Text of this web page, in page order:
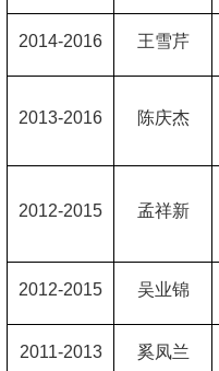
2014-2016 王雪芹
2013-2016 陈庆杰
2012-2015 孟祥新
2012-2015 吴业锦
2011-2013 奚凤兰